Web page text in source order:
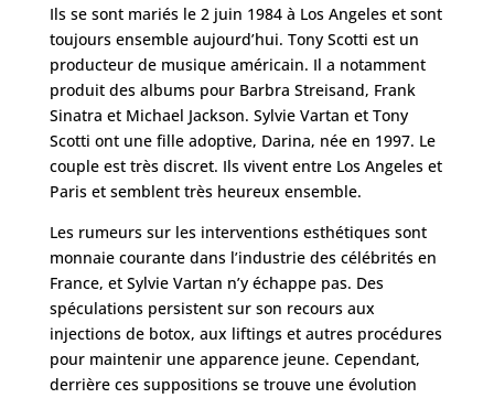
Ils se sont mariés le 2 juin 1984 à Los Angeles et sont
toujours ensemble aujourd’hui. Tony Scotti est un
producteur de musique américain. Il a notamment
produit des albums pour Barbra Streisand, Frank
Sinatra et Michael Jackson. Sylvie Vartan et Tony
Scotti ont une fille adoptive, Darina, née en 1997. Le
couple est très discret. Ils vivent entre Los Angeles et
Paris et semblent très heureux ensemble.
Les rumeurs sur les interventions esthétiques sont
monnaie courante dans l’industrie des célébrités en
France, et Sylvie Vartan n’y échappe pas. Des
spéculations persistent sur son recours aux
injections de botox, aux liftings et autres procédures
pour maintenir une apparence jeune. Cependant,
derrière ces suppositions se trouve une évolution